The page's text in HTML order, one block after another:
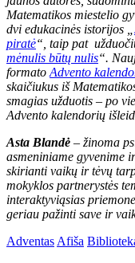
Matematikos miestelio
dvi edukacinės istorijos „
piratė“, taip pat
mėnulis būtų nulis“.
formato Advento
skaičiukus iš
smagias užduotis – po
Advento kalendorių
Asta Blandė – žinoma
asmeniniame gyvenime
skirianti vaikų ir tėvų
mokyklos partnerystės
interaktyviąsias
geriau pažinti save ir
Adventas Afiša